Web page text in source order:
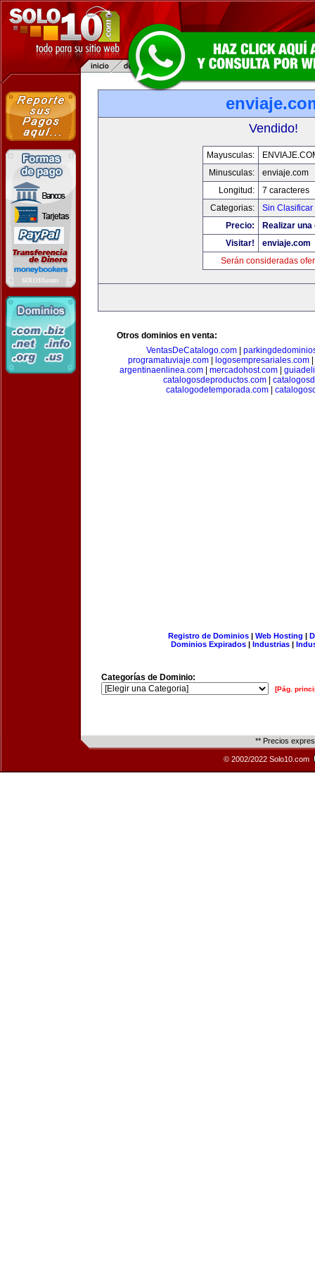
Vendido!
Mayusculas:
Minusculas:
enviaje.com
Longitud:
7 caracteres
Categorias:
Sin Clasificar
Precio:
Realizar
Visitar!
enviaje.com
Serán consideradas
Otros dominios en venta:
VentasDeCatalogo.com|
programatuviaje.com| logosempresariales.com|
argentinaenlinea.com| mercadohost.com|
catalogosdeproductos.com
catalogodetemporada.com
Registro de Dominios| Web Hosting |
Dominios Expirados | Industrias |
Categorías de Dominio:
[Pág.
** Precios
© 2002/2022 Solo10.com